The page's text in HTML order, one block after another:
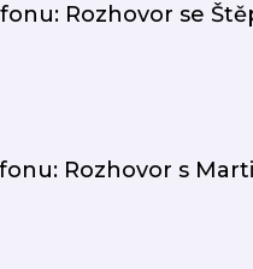
Rozhovor se
Rozhovor s